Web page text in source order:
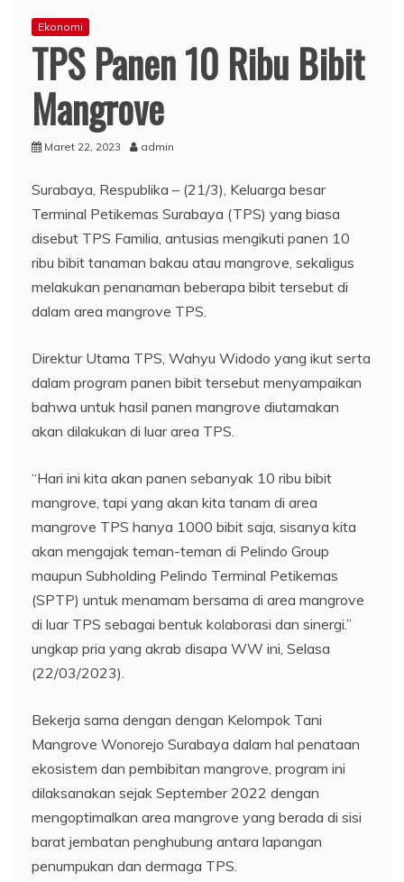
Ekonomi
TPS Panen 10 Ribu Bibit
Mangrove
Maret 22, 2023 admin
Surabaya, Respublika – (21/3), Keluarga besar
Terminal Petikemas Surabaya (TPS) yang biasa
disebut TPS Familia, antusias mengikuti panen 10
ribu bibit tanaman bakau atau mangrove, sekaligus
melakukan penanaman beberapa bibit tersebut di
dalam area mangrove TPS.
Direktur Utama TPS, Wahyu Widodo yang ikut serta
dalam program panen bibit tersebut menyampaikan
bahwa untuk hasil panen mangrove diutamakan
akan dilakukan di luar area TPS.
“Hari ini kita akan panen sebanyak 10 ribu bibit
mangrove, tapi yang akan kita tanam di area
mangrove TPS hanya 1000 bibit saja, sisanya kita
akan mengajak teman-teman di Pelindo Group
maupun Subholding Pelindo Terminal Petikemas
(SPTP) untuk menamam bersama di area mangrove
di luar TPS sebagai bentuk kolaborasi dan sinergi.”
ungkap pria yang akrab disapa WW ini, Selasa
(22/03/2023).
Bekerja sama dengan dengan Kelompok Tani
Mangrove Wonorejo Surabaya dalam hal penataan
ekosistem dan pembibitan mangrove, program ini
dilaksanakan sejak September 2022 dengan
mengoptimalkan area mangrove yang berada di sisi
barat jembatan penghubung antara lapangan
penumpukan dan dermaga TPS.